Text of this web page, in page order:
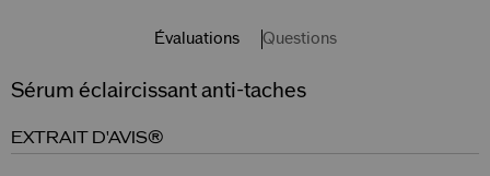
Évaluations Questions
Sérum éclaircissant anti-taches
EXTRAIT D'AVIS®